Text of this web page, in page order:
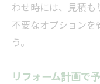
わせ時には、見積も
不要なオプション
う。
リフォーム計画で